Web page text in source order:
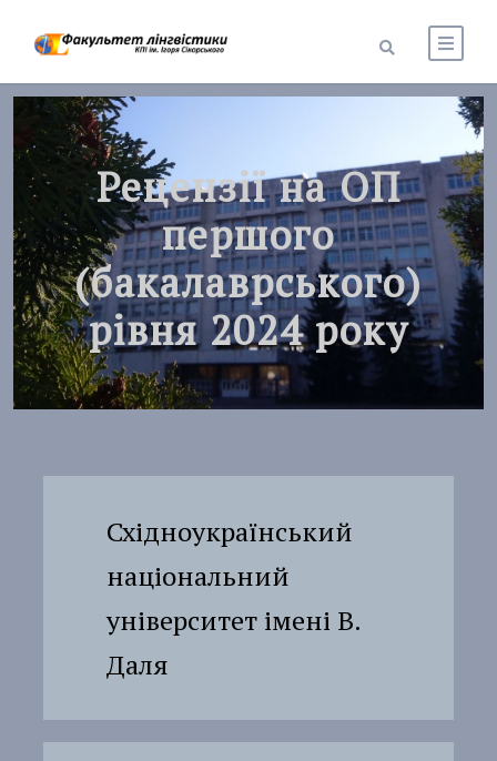
Рецензії на ОП
першого
(бакалаврського)
рівня 2024 року
Східноукраїнський
національний
університет імені В.
Даля